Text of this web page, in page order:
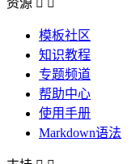
模板社区
知识教程
专题频道
帮助中心
使用手册
Markdown语法